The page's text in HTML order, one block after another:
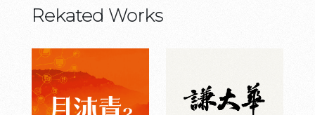
Rekated Works